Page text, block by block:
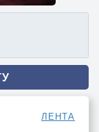
ЛЕНТА